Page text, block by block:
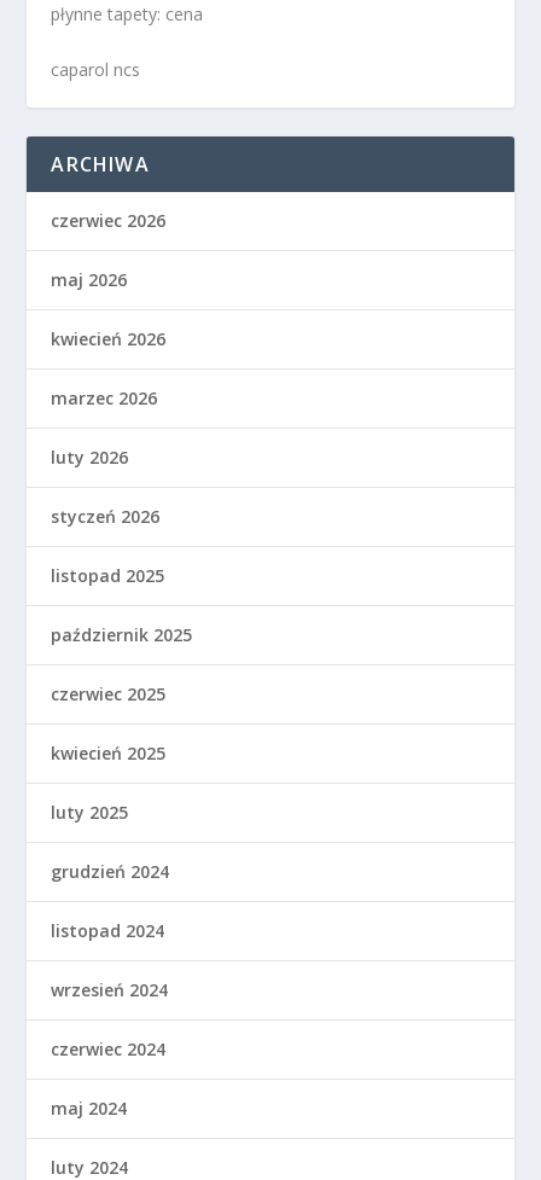
płynne tapety: cena
caparol ncs
ARCHIWA
czerwiec 2026
maj 2026
kwiecień 2026
marzec 2026
luty 2026
styczeń 2026
listopad 2025
październik 2025
czerwiec 2025
kwiecień 2025
luty 2025
grudzień 2024
listopad 2024
wrzesień 2024
czerwiec 2024
maj 2024
luty 2024